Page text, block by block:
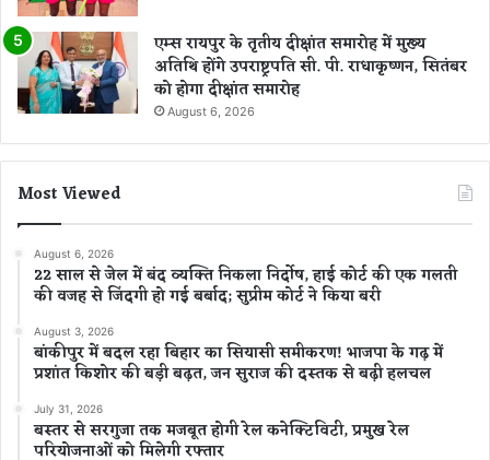
एम्स रायपुर के तृतीय दीक्षांत समारोह में मुख्य
अतिथि होंगे उपराष्ट्रपति सी. पी. राधाकृष्णन, सितंबर
को होगा दीक्षांत समारोह
August 6, 2026
Most Viewed
August 6, 2026
22 साल से जेल में बंद व्यक्ति निकला निर्दोष, हाई कोर्ट की एक गलती
की वजह से जिंदगी हो गई बर्बाद; सुप्रीम कोर्ट ने किया बरी
August 3, 2026
बांकीपुर में बदल रहा बिहार का सियासी समीकरण! भाजपा के गढ़ में
प्रशांत किशोर की बड़ी बढ़त, जन सुराज की दस्तक से बढ़ी हलचल
July 31, 2026
बस्तर से सरगुजा तक मजबूत होगी रेल कनेक्टिविटी, प्रमुख रेल
परियोजनाओं को मिलेगी रफ्तार